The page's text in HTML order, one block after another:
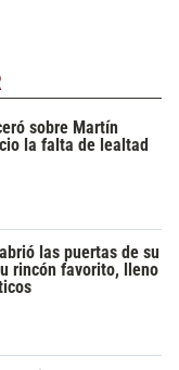
sobre Martín
la falta de lealtad
las puertas de su
rincón favorito, lleno